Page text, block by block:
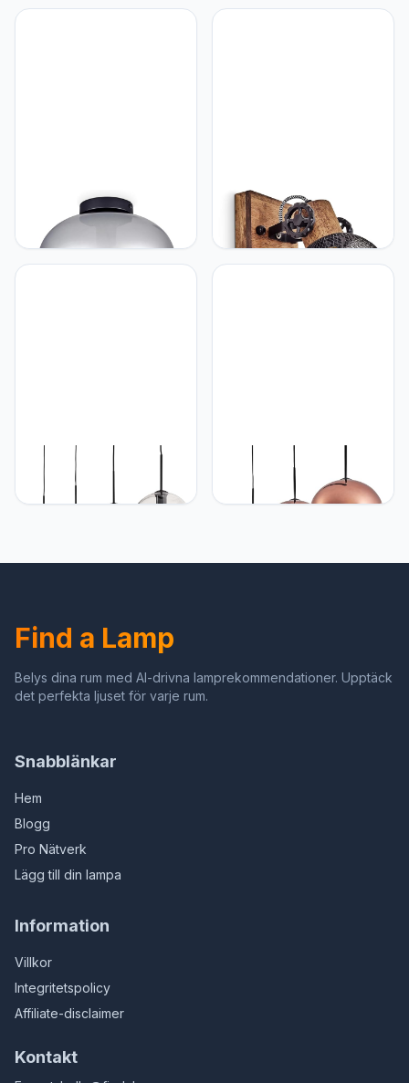
in zwart met kunststof
zwart/natuur/donkerbruin,
hofstein HOFSTEIN
Plafondlamp Apedo,
plafondlamp van
metaal/glas in
hofstein Wandlamp Orny,
wandlamp in vintage
design van hout/metaal in
bruin/zwart met kap in
hofstein HOFSTEIN
Hanglamp Ripoll,
hanglamp van metaal/glas
hofstein Hanglamp
Lauden, hanglamp van
metaal/glas in
Find a Lamp
Belys dina rum med AI-drivna lamprekommendationer. Upptäck
det perfekta ljuset för varje rum.
Snabblänkar
Hem
Blogg
Pro Nätverk
Lägg till din lampa
Information
Villkor
Integritetspolicy
Affiliate-disclaimer
Kontakt